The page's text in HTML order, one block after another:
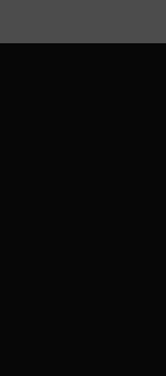
Restaurace
CØKAFE